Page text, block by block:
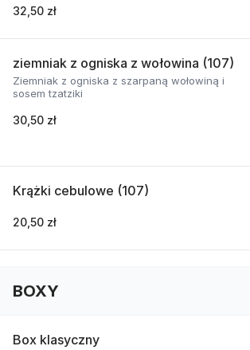
32,50 zł
ziemniak z ogniska z wołowina (107)
Ziemniak z ogniska z szarpaną wołowiną i
sosem tzatziki
30,50 zł
Krążki cebulowe (107)
20,50 zł
BOXY
Box klasyczny